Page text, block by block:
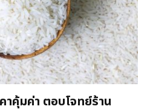
าคุ้มค่า ตอบโจทย์ร้าน